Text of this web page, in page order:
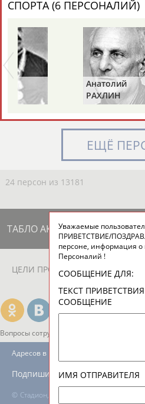
Рамазан
АБДУЛАЕВ
Тагир
АБДУЛАЕВ
Камалудин
Абдула
24 персон из 13181
ЕЩЁ
ТАБЛО АКТИВНОСТИ
ЦЕЛИ ПРОЕКТА КОНТАКТЫ
Вопросы сотрудничества и совместной
© Стадион, 1998-2026
Адресов в новостной рассылке: 996
Подпишись
СПОРТА (6 ПЕРСОНАЛИЙ)
ЛАУРИТЕНАС
Уважаемые
ПРИВЕТСТВИЕ/
персоне, информация о
Персоналий !
СООБЩЕНИЕ ДЛЯ:
ТЕКСТ
СООБЩЕНИЕ
ИМЯ ОТПРАВИТЕЛЯ